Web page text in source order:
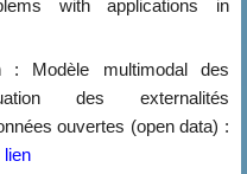
with applications in
: Modèle multimodal des
des externalités
ouvertes (open data) :
lien